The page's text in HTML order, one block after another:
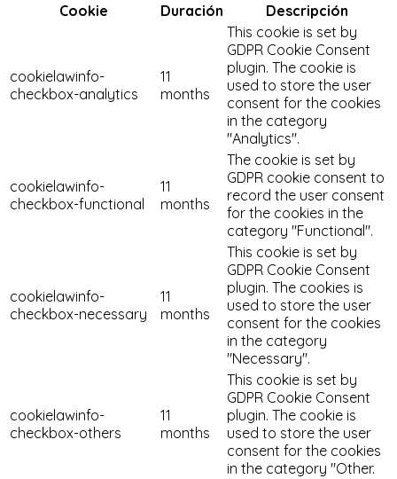
Cookie
Duración Descripción
cookielawinfo-
checkbox-analytics
11
months
This cookie is set by
GDPR Cookie Consent
plugin. The cookie is
used to store the user
consent for the cookies
in the category
"Analytics".
cookielawinfo-
checkbox-functional
11
months
The cookie is set by
GDPR cookie consent to
record the user consent
for the cookies in the
category "Functional".
cookielawinfo-
checkbox-necessary
11
months
This cookie is set by
GDPR Cookie Consent
plugin. The cookies is
used to store the user
consent for the cookies
in the category
"Necessary".
cookielawinfo-
checkbox-others
11
months
This cookie is set by
GDPR Cookie Consent
plugin. The cookie is
used to store the user
consent for the cookies
in the category "Other.